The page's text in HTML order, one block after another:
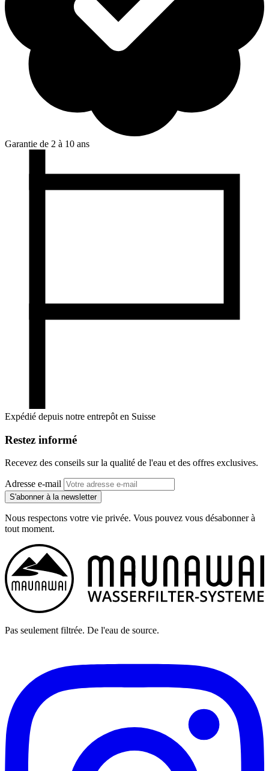
Garantie de 2 à 10 ans
Expédié depuis notre entrepôt en Suisse
Restez informé
Recevez des conseils sur la qualité de l'eau et des offres exclusives.
Adresse e-mail
S'abonner à la newsletter
Nous respectons votre vie privée. Vous pouvez vous désabonner à
tout moment.
Pas seulement filtrée. De l'eau de source.